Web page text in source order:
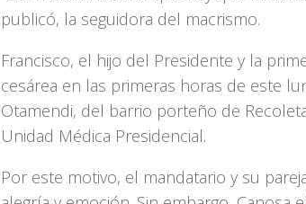
publicó, la seguidora del macrismo.
Francisco, el hijo del Presidente y la
cesárea en las primeras horas de este
Otamendi, del barrio porteño de
Unidad Médica Presidencial.
Por este motivo, el mandatario y su